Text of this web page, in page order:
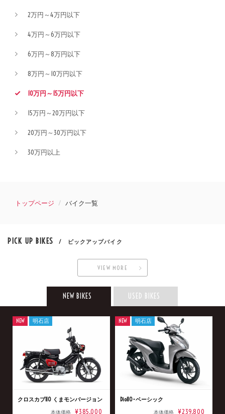
2万円～4万円以下
4万円～6万円以下
6万円～8万円以下
8万円～10万円以下
10万円～15万円以下
15万円～20万円以下
20万円～30万円以下
30万円以上
トップページ バイク一覧
PICK UP BIKES / ピックアップバイク
VIEW MORE
NEW BIKES USED BIKES
クロスカブ110 くまモンバージョン
本体価格 ¥385,000
NEW 明石店
Dio110･ベーシック
本体価格 ¥239,800
NEW 明石店